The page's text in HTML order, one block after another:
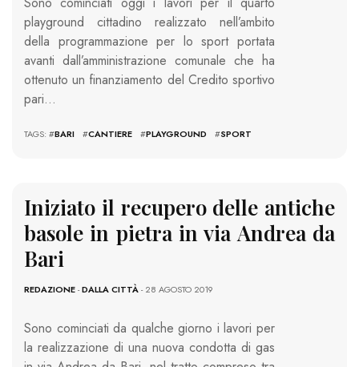
playground cittadino realizzato nell’ambito
della programmazione per lo sport portata
avanti dall’amministrazione comunale che ha
ottenuto un finanziamento del Credito sportivo
pari…
TAGS: #BARI #CANTIERE #PLAYGROUND #SPORT
Iniziato il recupero delle antiche
basole in pietra in via Andrea da
Bari
REDAZIONE-DALLA CITTÀ- 28 AGOSTO 2019
Sono cominciati da qualche giorno i lavori per
la realizzazione di una nuova condotta di gas